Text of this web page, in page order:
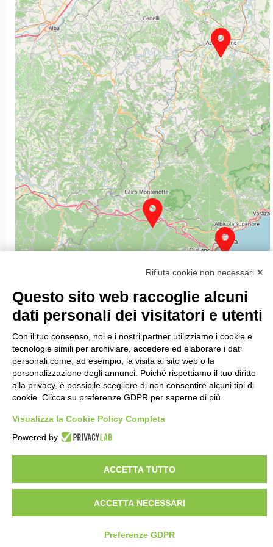
Rifiuta cookie non necessari ✕
Questo sito web raccoglie alcuni
dati personali dei visitatori e utenti
Con il tuo consenso, noi e i nostri partner utilizziamo i cookie e
tecnologie simili per archiviare, accedere ed elaborare i dati
personali come, ad esempio, la visita al sito web o la
personalizzazione degli annunci. Poiché rispettiamo il tuo diritto
alla privacy, è possibile scegliere di non consentire alcuni tipi di
cookie. Clicca su preferenze GDPR per saperne di più.
Visualizza la Cookie Policy Completa
Powered by
ACCETTA TUTTO
ACCETTA NECESSARI
Preferenze GDPR